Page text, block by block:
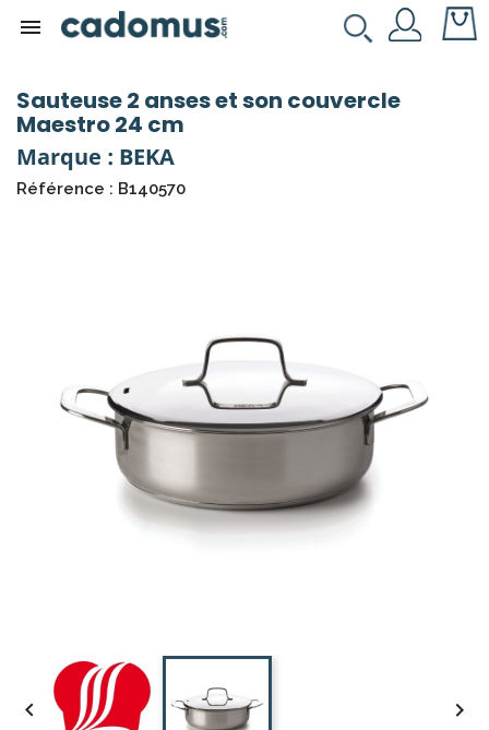

Sauteuse 2 anses et son couvercle
Maestro 24 cm
Marque : BEKA
Référence : B140570
 